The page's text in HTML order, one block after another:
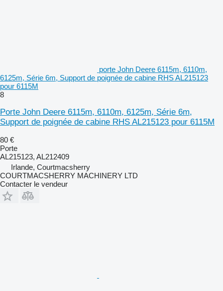
porte John Deere 6115m, 6110m,
6125m, Série 6m, Support de poignée de cabine RHS AL215123
pour 6115M
8
Porte John Deere 6115m, 6110m, 6125m, Série 6m,
Support de poignée de cabine RHS AL215123 pour 6115M
80 €
Porte
AL215123, AL212409
Irlande, Courtmacsherry
COURTMACSHERRY MACHINERY LTD
Contacter le vendeur